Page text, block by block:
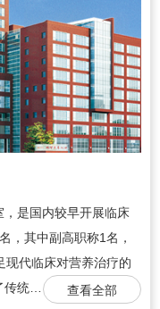
是国内较早开展临床
，其中副高职称1名，
现代临床对营养治疗的
传统…
查看全部